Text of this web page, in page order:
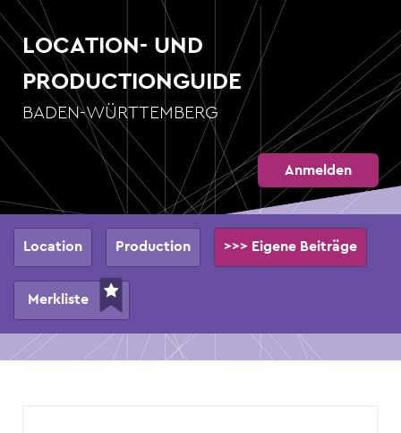
Direkt
zum
Inhalt
LOCATION- UND
PRODUCTIONGUIDE
BADEN-WÜRTTEMBERG
Anmelden
Hauptnavigation
Location Production >>> Eigene Beiträge
Merkliste